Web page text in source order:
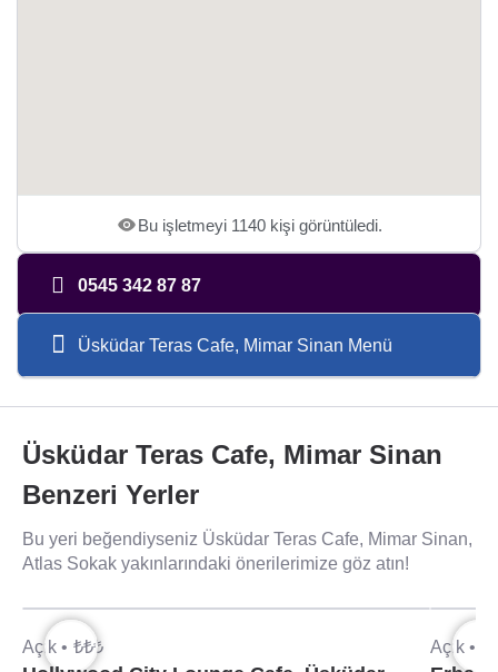
Bu işletmeyi 1140 kişi görüntüledi.
0545 342 87 87
Üsküdar Teras Cafe, Mimar Sinan Menü
Üsküdar Teras Cafe, Mimar Sinan
Benzeri Yerler
Bu yeri beğendiyseniz Üsküdar Teras Cafe, Mimar Sinan,
Atlas Sokak yakınlarındaki önerilerimize göz atın!
Açık • ₺₺₺ Açık •